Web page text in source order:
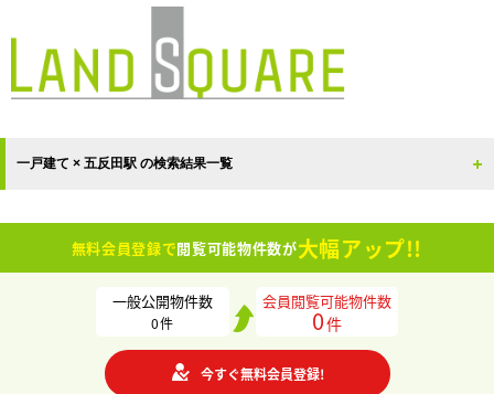
一戸建て × 五反田駅 の検索結果一覧
無料会員登録で閲覧可能物件数が大幅アップ!!
一般公開物件数
0件
会員閲覧可能物件数
0件
今すぐ無料会員登録!